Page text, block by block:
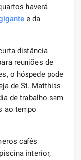
haverá
e da
distância
reuniões de
o hóspede pode
de St. Matthias
de trabalho sem
ao tempo
cafés
interior,